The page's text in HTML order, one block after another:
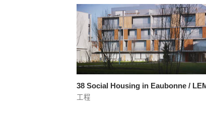
38 Social Housing in Eaubonne /
工程